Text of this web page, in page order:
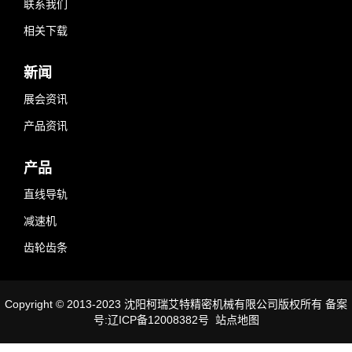
联系我们
相关下载
新闻
展会资讯
产品资讯
产品
直线导轨
减速机
齿轮齿条
Copyright © 2013-2023 沈阳柯瑞艾特精密机械有限公司版权所有 备案
号:辽ICP备12008382号 站点地图